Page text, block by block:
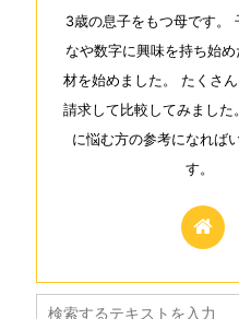
3歳の息子をもつ母です。
なや数字に興味を持ち始
材を始めました。 たくさ
請求して比較してみました
に悩む方の参考になれば
す。